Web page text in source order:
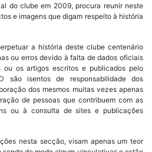
do clube em 2009, procura reunir neste
e imagens que digam respeito à história
a história deste clube centenário
ou erros devido à falta de dados oficiais
ou os artigos escritos e publicados pelo
são isentos de responsabilidade dos
dos mesmos muitas vezes apenas
de pessoas que contribuem com as
ou à consulta de sites e publicações
nesta secção, visam apenas um teor